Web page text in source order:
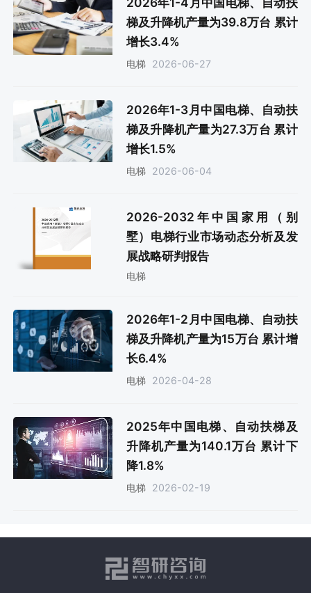
梯及升降机产量为39.8万台 累计
增长3.4%
电梯 2026-06-27
2026年1-3月中国电梯、自动扶
梯及升降机产量为27.3万台 累计
增长1.5%
电梯 2026-06-04
2026-2032年中国家用（别
墅）电梯行业市场动态分析及发
展战略研判报告
电梯
2026年1-2月中国电梯、自动扶
梯及升降机产量为15万台 累计增
长6.4%
电梯 2026-04-28
2025年中国电梯、自动扶梯及
升降机产量为140.1万台 累计下
降1.8%
电梯 2026-02-19